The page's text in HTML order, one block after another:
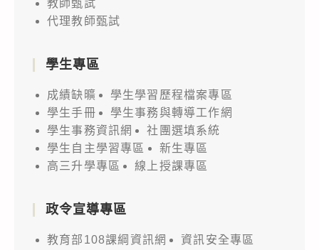
教師甄試
代理教師甄試
學生專區
成績缺曠
學生學習歷程檔案專區
學生手冊
學生事務與轉導工作網
學生事務資訊網
社團選填系統
學生自主學習專區
新生專區
高三升學專區
線上授課專區
政令宣導專區
教育部108課綱資訊網
資訊安全專區